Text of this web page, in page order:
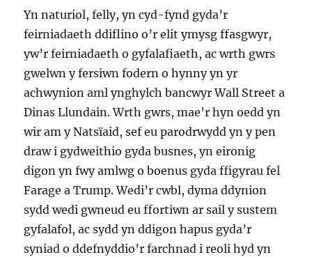
Yn naturiol, felly, yn cyd-fynd gyda’r
feirniadaeth ddiflino o’r elit ymysg ffasgwyr,
yw’r feirniadaeth o gyfalafiaeth, ac wrth gwrs
gwelwn y fersiwn fodern o hynny yn yr
achwynion aml ynghylch bancwyr Wall Street a
Dinas Llundain. Wrth gwrs, mae’r hyn oedd yn
wir am y Natsïaid, sef eu parodrwydd yn y pen
draw i gydweithio gyda busnes, yn eironig
digon yn fwy amlwg o boenus gyda ffigyrau fel
Farage a Trump. Wedi’r cwbl, dyma ddynion
sydd wedi gwneud eu ffortiwn ar sail y sustem
gyfalafol, ac sydd yn ddigon hapus gyda’r
syniad o ddefnyddio’r farchnad i reoli hyd yn